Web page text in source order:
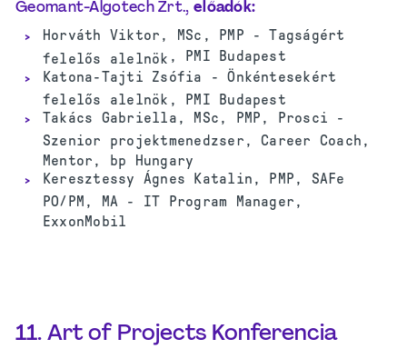
Geomant-Algotech Zrt., előadók:
Horváth Viktor, MSc, PMP - Tagságért
felelős alelnök , PMI Budapest
Katona-Tajti Zsófia - Önkéntesekért
felelős alelnök, PMI Budapest
Takács Gabriella, MSc, PMP, Prosci -
Szenior projektmenedzser, Career Coach,
Mentor, bp Hungary
Keresztessy Ágnes Katalin, PMP, SAFe
PO/PM, MA - IT Program Manager,
ExxonMobil
11. Art of Projects Konferencia